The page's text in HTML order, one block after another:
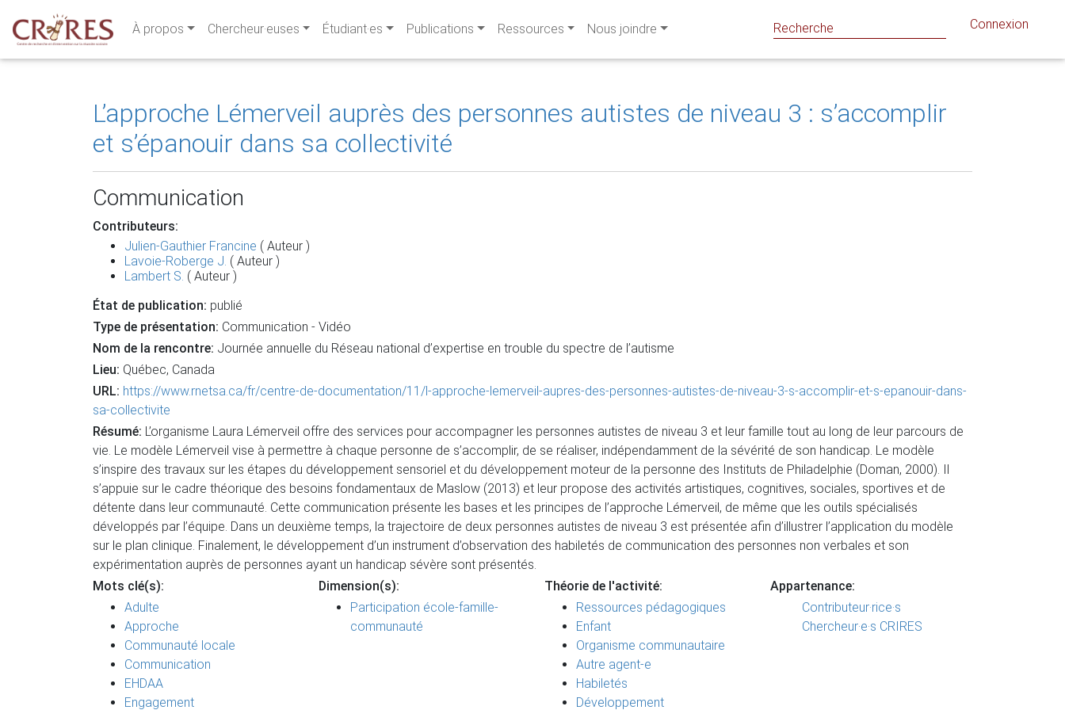
À propos Chercheur·euses Étudiant·es Publications Ressources Nous joindre Connexion
L’approche Lémerveil auprès des personnes autistes de niveau 3 : s’accomplir
et s’épanouir dans sa collectivité
Communication
Contributeurs:
Julien-Gauthier Francine ( Auteur )
Lavoie-Roberge J. ( Auteur )
Lambert S. ( Auteur )
État de publication: publié
Type de présentation: Communication - Vidéo
Nom de la rencontre: Journée annuelle du Réseau national d’expertise en trouble du spectre de l’autisme
Lieu: Québec, Canada
URL: https://www.rnetsa.ca/fr/centre-de-documentation/11/l-approche-lemerveil-aupres-des-personnes-autistes-de-niveau-3-s-accomplir-et-s-epanouir-dans-
sa-collectivite
Résumé: L’organisme Laura Lémerveil offre des services pour accompagner les personnes autistes de niveau 3 et leur famille tout au long de leur parcours de
vie. Le modèle Lémerveil vise à permettre à chaque personne de s’accomplir, de se réaliser, indépendamment de la sévérité de son handicap. Le modèle
s’inspire des travaux sur les étapes du développement sensoriel et du développement moteur de la personne des Instituts de Philadelphie (Doman, 2000). Il
s’appuie sur le cadre théorique des besoins fondamentaux de Maslow (2013) et leur propose des activités artistiques, cognitives, sociales, sportives et de
détente dans leur communauté. Cette communication présente les bases et les principes de l’approche Lémerveil, de même que les outils spécialisés
développés par l’équipe. Dans un deuxième temps, la trajectoire de deux personnes autistes de niveau 3 est présentée afin d’illustrer l’application du modèle
sur le plan clinique. Finalement, le développement d’un instrument d’observation des habiletés de communication des personnes non verbales et son
expérimentation auprès de personnes ayant un handicap sévère sont présentés.
Mots clé(s):
Adulte
Approche
Communauté locale
Communication
EHDAA
Engagement
Dimension(s):
Participation école-famille-
communauté
Théorie de l'activité:
Ressources pédagogiques
Enfant
Organisme communautaire
Autre agent-e
Habiletés
Développement
Appartenance:
Contributeur·rice·s
Chercheur·e·s CRIRES